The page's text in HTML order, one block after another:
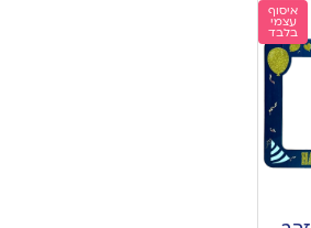
איסוף
עצמי
בלבד